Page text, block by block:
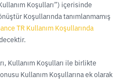
Koşulları”) içerisinde
Koşullarında tanımlanmamış
TR Kullanım Koşullarında
Kullanım Koşulları ile birlikte
Kullanım Koşullarına ek olarak